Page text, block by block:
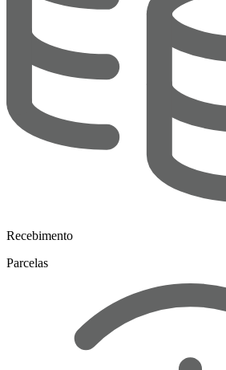
Recebimento
Parcelas